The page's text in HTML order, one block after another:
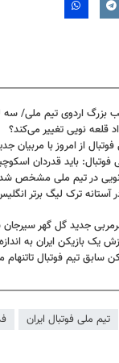
بزرگ اردوی تیم ملی/ سه
قلعه نویی تغییر می‌کند؟
از امروز با مربیان
فوتبال: باید قدردان
نویی در تیم ملی مشخص
ترک لیگ برتر
جدید گل گهر
یک بازیکن ایران به
سابق تیم فوتبال
تیم ملی فوتبال ایران